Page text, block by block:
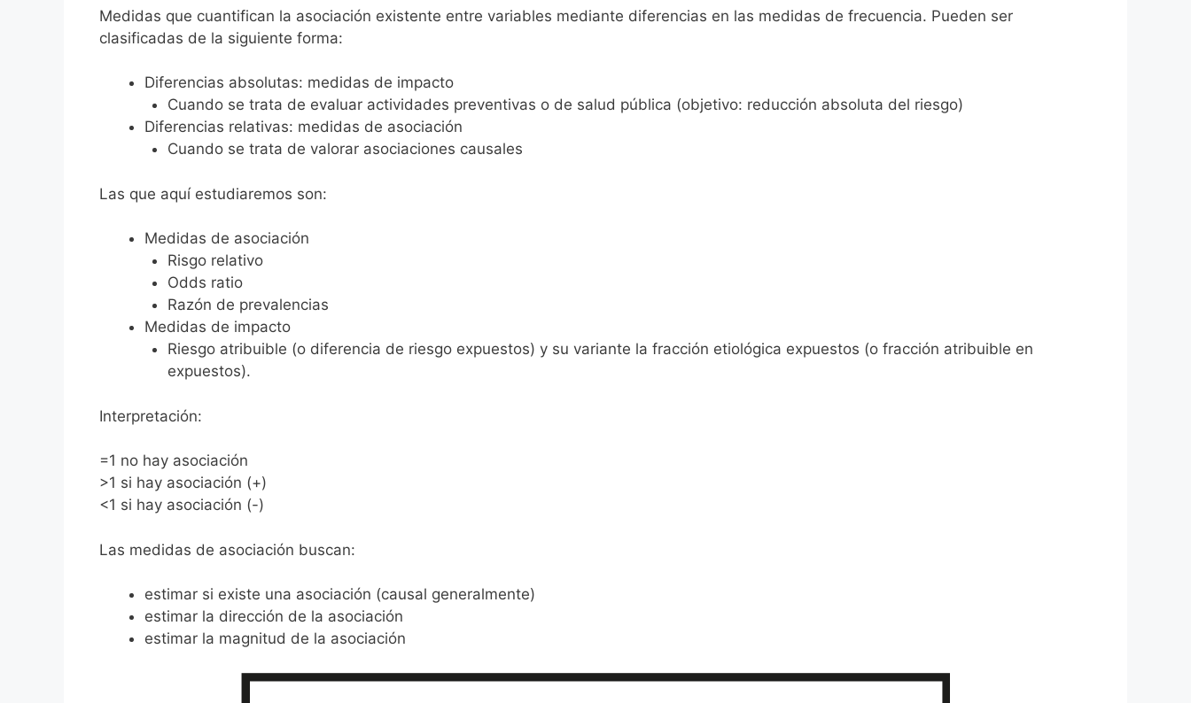
Medidas que cuantifican la asociación existente entre variables mediante diferencias en las medidas de frecuencia. Pueden ser
clasificadas de la siguiente forma:
Diferencias absolutas: medidas de impacto
Cuando se trata de evaluar actividades preventivas o de salud pública (objetivo: reducción absoluta del riesgo)
Diferencias relativas: medidas de asociación
Cuando se trata de valorar asociaciones causales
Las que aquí estudiaremos son:
Medidas de asociación
Risgo relativo
Odds ratio
Razón de prevalencias
Medidas de impacto
Riesgo atribuible (o diferencia de riesgo expuestos) y su variante la fracción etiológica expuestos (o fracción atribuible en
expuestos).
Interpretación:
=1 no hay asociación
>1 si hay asociación (+)
<1 si hay asociación (-)
Las medidas de asociación buscan:
estimar si existe una asociación (causal generalmente)
estimar la dirección de la asociación
estimar la magnitud de la asociación